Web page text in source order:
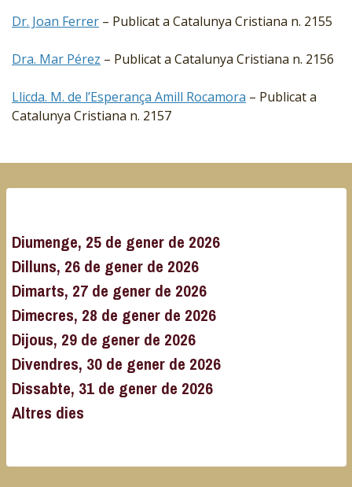
Dr. Joan Ferrer – Publicat a Catalunya Cristiana n. 2155
Dra. Mar Pérez – Publicat a Catalunya Cristiana n. 2156
Llicda. M. de l’Esperança Amill Rocamora – Publicat a
Catalunya Cristiana n. 2157
Diumenge, 25 de gener de 2026
Dilluns, 26 de gener de 2026
Dimarts, 27 de gener de 2026
Dimecres, 28 de gener de 2026
Dijous, 29 de gener de 2026
Divendres, 30 de gener de 2026
Dissabte, 31 de gener de 2026
Altres dies